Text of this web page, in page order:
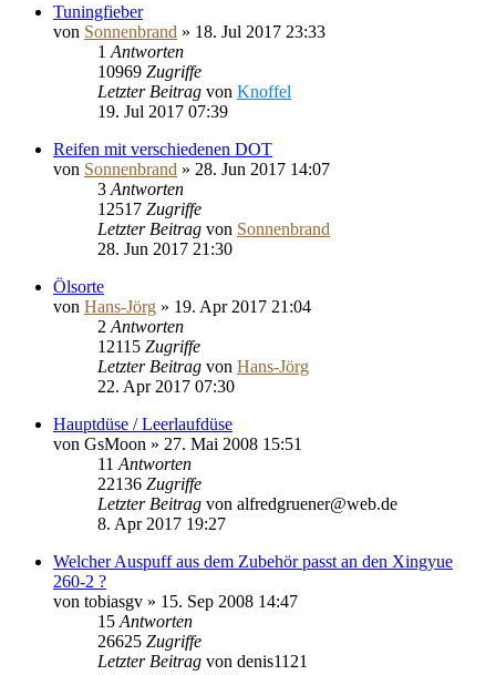
Tuningfieber
von Sonnenbrand » 18. Jul 2017 23:33
1 Antworten
10969 Zugriffe
Letzter Beitrag von Knoffel
19. Jul 2017 07:39
Reifen mit verschiedenen DOT
von Sonnenbrand » 28. Jun 2017 14:07
3 Antworten
12517 Zugriffe
Letzter Beitrag von Sonnenbrand
28. Jun 2017 21:30
Ölsorte
von Hans-Jörg » 19. Apr 2017 21:04
2 Antworten
12115 Zugriffe
Letzter Beitrag von Hans-Jörg
22. Apr 2017 07:30
Hauptdüse / Leerlaufdüse
von GsMoon » 27. Mai 2008 15:51
11 Antworten
22136 Zugriffe
Letzter Beitrag von alfredgruener@web.de
8. Apr 2017 19:27
Welcher Auspuff aus dem Zubehör passt an den Xingyue
260-2 ?
von tobiasgv » 15. Sep 2008 14:47
15 Antworten
26625 Zugriffe
Letzter Beitrag von denis1121